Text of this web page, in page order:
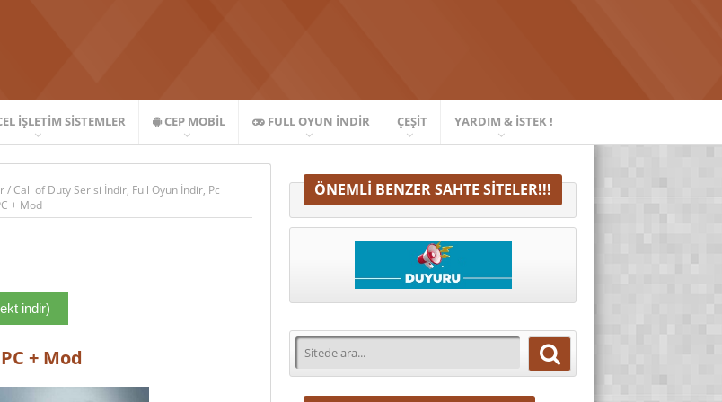
İŞLETIM SISTEMLER CEP MOBIL FULL OYUN İNDIR ÇEŞIT YARDIM & İSTEK !
/Call of Duty Serisi İndir, Full Oyun İndir, Pc
+ Mod
indir)
+ Mod
ÖNEMLI BENZER SAHTE SITELER!!!